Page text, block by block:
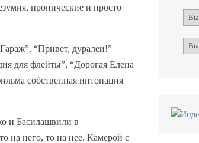
иронические и просто
“Привет, дуралеи!”
для флейты”, “Дорогая Елена
собственная интонация
и Басилашвили в
на него, то на нее. Камерой с
Архивы
Рубрики